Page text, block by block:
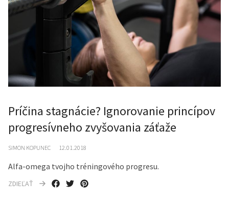
Príčina stagnácie? Ignorovanie princípov
progresívneho zvyšovania záťaže
SIMON KOPUNEC 12.01.2018
Alfa-omega tvojho tréningového progresu.
ZDIEĽAŤ